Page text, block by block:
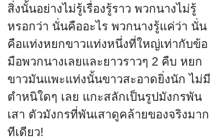
สิ่งนั้นอย่างไม่รู้เรื่องรู้ราว พวกนางไม่รู้
หรอกว่า นั่นคืออะไร พวกนางรู้แค่ว่า นั่น
คือแท่งหยกขาวแท่งหนึ่งที่ใหญ่เท่ากับข้อ
มือพวกนางเลยและยาวราวๆ 2 คืบ หยก
ขาวมันแพะแท่งนั้นขาวสะอาดยิ่งนัก ไม่มี
ตำหนิใดๆ เลย แกะสลักเป็นรูปมังกรพัน
เสา ตัวมังกรที่พันเสาดูคล้ายของจริงมาก
ทีเดียว!